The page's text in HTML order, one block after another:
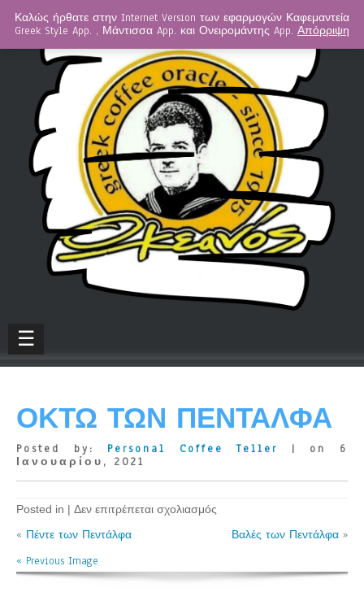
☰
ΟΚΤΏ ΤΩΝ ΠΕΝΤΆΛΦΑ
Posted by: Personal Coffee Teller
| on 6
Ιανουαρίου, 2021
Posted in | Δεν επιτρέπεται σχολιασμός
των
« Πέντε των Πεντάλφα Βαλές των Πεντάλφα »
« Previous Image
Καλώς ήρθατε στην Internet Version των εφαρμογών Καφεμαντεία
Greek Style App. , Μάντισσα App. και Ονειρομάντης App. Απόρριψη